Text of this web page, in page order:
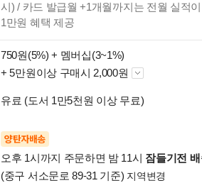
시) / 카드 발급월 +1개월까지는 전월 실적
1만원 혜택 제공
750원(5%) + 멤버십(3~1%)
+ 5만원이상 구매시 2,000원
유료 (도서 1만5천원 이상 무료)
양탄자배송
오후 1시까지 주문하면 밤 11시 잠들기전
(중구 서소문로 89-31 기준) 지역변경